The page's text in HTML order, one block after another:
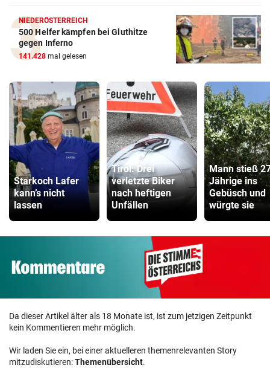
NIEDERÖSTERREICH
500 Helfer kämpfen bei Gluthitze
gegen Inferno
141.428 mal gelesen
Starkoch Lafer
kann’s nicht
lassen
Tirol: Drei
verletzte Biker
nach heftigen
Unfällen
Mann stieß
Jährige ins
Gebüsch und
würgte sie
Da dieser Artikel älter als 18 Monate ist, ist zum jetzigen Zeitpunkt
kein Kommentieren mehr möglich.
Wir laden Sie ein, bei einer aktuelleren themenrelevanten Story
mitzudiskutieren:Themenübersicht.